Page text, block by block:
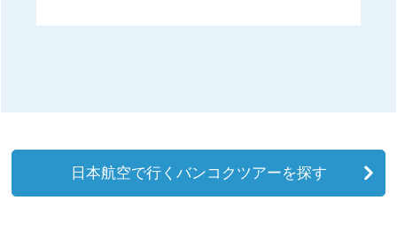
日本航空で行くバンコクツアーを探す